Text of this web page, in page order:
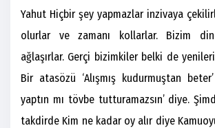
Yahut Hiçbir şey yapmazlar inzivaya
olurlar ve zamanı kollarlar. Bizim
ağlaşırlar. Gerçi bizimkiler belki de
Bir atasözü ‘Alışmış kudurmuştan
yaptın mı tövbe tutturamazsın’ diye.
takdirde Kim ne kadar oy alır diye